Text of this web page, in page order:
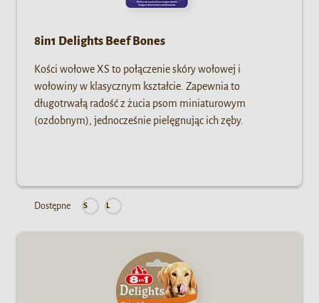
8in1 Delights Beef Bones
Kości wołowe XS to połączenie skóry wołowej i
wołowiny w klasycznym kształcie. Zapewnia to
długotrwałą radość z żucia psom miniaturowym
(ozdobnym), jednocześnie pielęgnując ich zęby.
Dostępne S L